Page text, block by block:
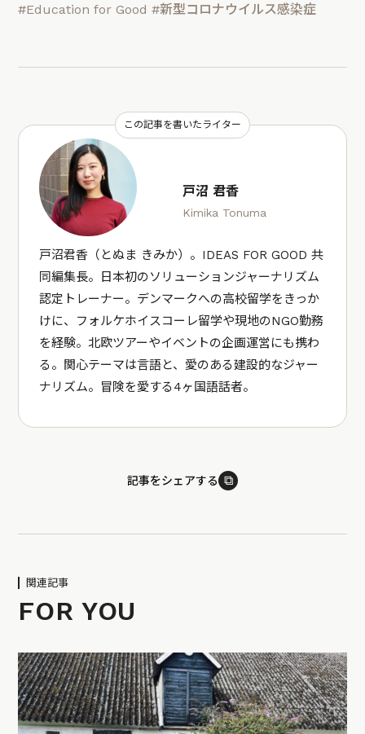
#Education for Good #新型コロナウイルス感染症
この記事を書いたライター
戸沼 君香
Kimika Tonuma
戸沼君香（とぬま きみか）。IDEAS FOR GOOD 共
同編集長。日本初のソリューションジャーナリズム
認定トレーナー。デンマークへの高校留学をきっか
けに、フォルケホイスコーレ留学や現地のNGO勤務
を経験。北欧ツアーやイベントの企画運営にも携わ
る。関心テーマは言語と、愛のある建設的なジャー
ナリズム。冒険を愛する4ヶ国語話者。
記事をシェアする ⧉
関連記事
FOR YOU